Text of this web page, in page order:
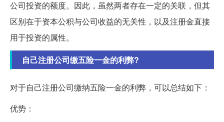
公司投资的额度。因此，虽然两者存在一定的关联，但其
区别在于资本公积与公司收益的无关性，以及注册金直接
用于投资的属性。
自己注册公司缴五险一金的利弊?
对于自己注册公司缴纳五险一金的利弊，可以总结如下：
优势：